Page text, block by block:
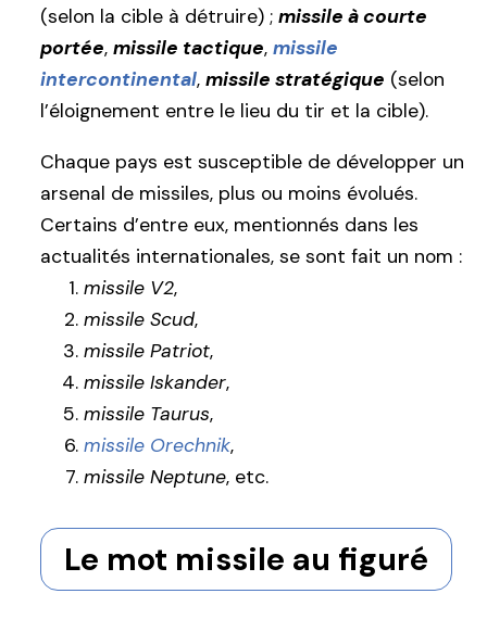
(selon la cible à détruire) ; missile à courte
portée, missile tactique, missile
intercontinental, missile stratégique (selon
l’éloignement entre le lieu du tir et la cible).
Chaque pays est susceptible de développer un
arsenal de missiles, plus ou moins évolués.
Certains d’entre eux, mentionnés dans les
actualités internationales, se sont fait un nom :
missile V2,
missile Scud,
missile Patriot,
missile Iskander,
missile Taurus,
missile Orechnik,
missile Neptune, etc.
Le mot missile au figuré